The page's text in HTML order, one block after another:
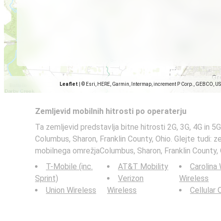
Leaflet © Esri, HERE, Garmin, Intermap, increment P Corp., GEBCO,
Zemljevid mobilnih hitrosti po operaterju
Ta zemljevid predstavlja bitne hitrosti 2G, 3G, 4G in
Columbus, Sharon, Franklin County, Ohio. Glejte tudi:
mobilnega omrežjaColumbus, Sharon, Franklin County,
T-Mobile (inc.
Sprint)
Union Wireless
AT&T Mobility
Verizon
Wireless
Carolina
Wireless
Cellular